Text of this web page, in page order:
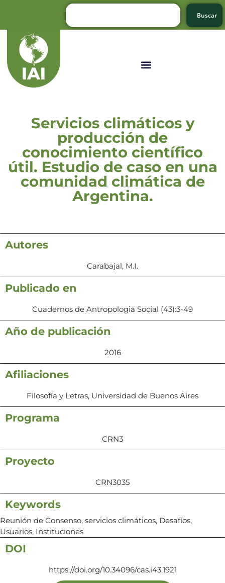
Buscar
Servicios climáticos y
producción de
conocimiento científico
útil. Estudio de caso en una
comunidad climática de
Argentina.
Autores
Carabajal, M.I.
Publicado en
Cuadernos de Antropologia Social (43):3-49
Año de publicación
2016
Afiliaciones
Filosofía y Letras, Universidad de Buenos Aires
Programa
CRN3
Proyecto
CRN3035
Keywords
Reunión de Consenso, servicios climáticos, Desafíos,
Usuarios, Instituciones
DOI
https://doi.org/10.34096/cas.i43.1921